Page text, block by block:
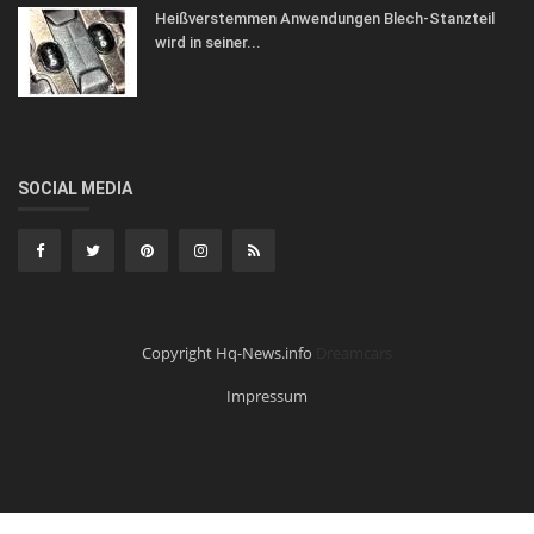
Heißverstemmen Anwendungen Blech-Stanzteil
wird in seiner...
SOCIAL MEDIA
Copyright Hq-News.info
Impressum